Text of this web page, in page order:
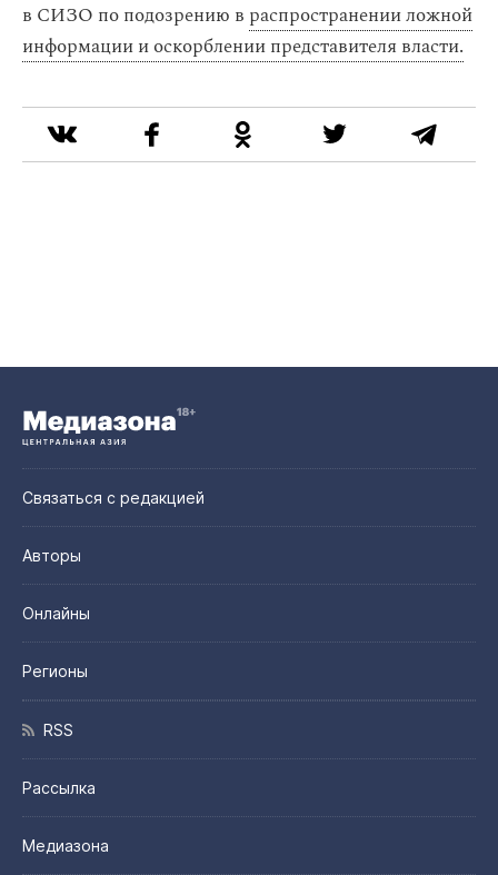
в СИЗО по подозрению в распространении ложной
информации и оскорблении представителя власти.
Связаться с редакцией
Авторы
Онлайны
Регионы
RSS
Рассылка
Медиазона